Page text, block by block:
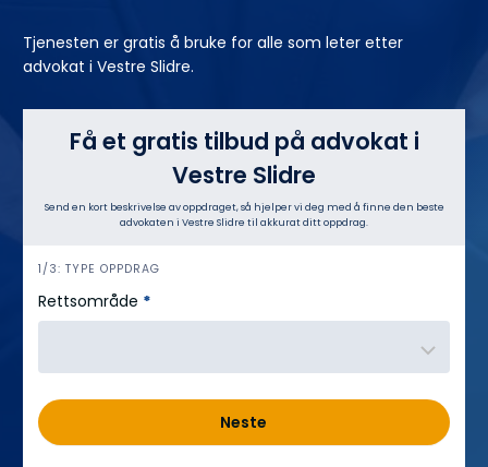
Tjenesten er gratis å bruke for alle som leter etter
advokat i Vestre Slidre.
Få et gratis tilbud på advokat i
Vestre Slidre
Send en kort beskrivelse av oppdraget, så hjelper vi deg med å finne den beste
advokaten i Vestre Slidre til akkurat ditt oppdrag.
h
e
r
1/3: TYPE OPPDRAG
Rettsområde *
Neste